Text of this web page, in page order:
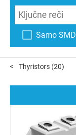
Samo SMD
Thyristors (20)